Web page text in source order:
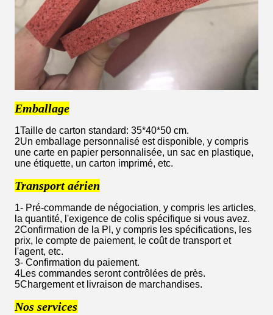
Emballage
1Taille de carton standard: 35*40*50 cm.
2Un emballage personnalisé est disponible, y compris
une carte en papier personnalisée, un sac en plastique,
une étiquette, un carton imprimé, etc.
Transport aérien
1- Pré-commande de négociation, y compris les articles,
la quantité, l'exigence de colis spécifique si vous avez.
2Confirmation de la PI, y compris les spécifications, les
prix, le compte de paiement, le coût de transport et
l'agent, etc.
3- Confirmation du paiement.
4Les commandes seront contrôlées de près.
5Chargement et livraison de marchandises.
Nos services